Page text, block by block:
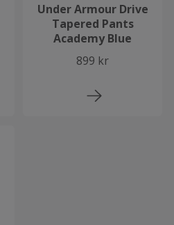
Under Armour Drive
Tapered Pants
Academy Blue
899 kr